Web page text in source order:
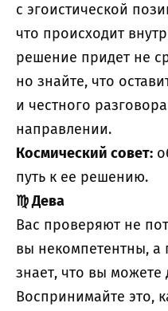
с эгоистической
что происходит
решение придет не
но знайте, что
и честного
направлении.
Космический совет:
путь к ее решению.
♍Дева
Вас проверяют не
вы некомпетентны, а
знает, что вы можете
Воспринимайте это,